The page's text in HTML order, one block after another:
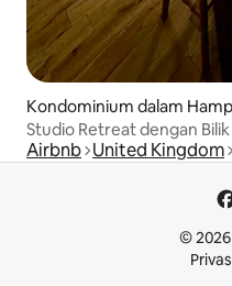
Kondominium dalam
Studio Retreat dengan
Airbnb United Kingdom
©